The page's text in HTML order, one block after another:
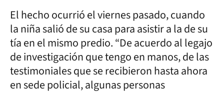
El hecho ocurrió el viernes pasado, cuando
la niña salió de su casa para asistir a la de su
tía en el mismo predio. “De acuerdo al legajo
de investigación que tengo en manos, de las
testimoniales que se recibieron hasta ahora
en sede policial, algunas personas